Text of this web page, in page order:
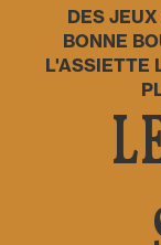
DES
BONNE
L'ASSIETTE